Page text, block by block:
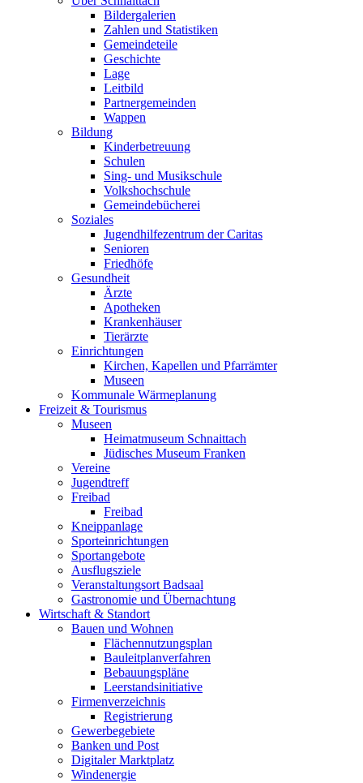
Bildergalerien
Zahlen und Statistiken
Gemeindeteile
Geschichte
Lage
Leitbild
Partnergemeinden
Wappen
Bildung
Kinderbetreuung
Schulen
Sing- und Musikschule
Volkshochschule
Gemeindebücherei
Soziales
Jugendhilfezentrum der Caritas
Senioren
Friedhöfe
Gesundheit
Ärzte
Apotheken
Krankenhäuser
Tierärzte
Einrichtungen
Kirchen, Kapellen und Pfarrämter
Museen
Kommunale Wärmeplanung
Freizeit & Tourismus
Museen
Heimatmuseum Schnaittach
Jüdisches Museum Franken
Vereine
Jugendtreff
Freibad
Freibad
Kneippanlage
Sporteinrichtungen
Sportangebote
Ausflugsziele
Veranstaltungsort Badsaal
Gastronomie und Übernachtung
Wirtschaft & Standort
Bauen und Wohnen
Flächennutzungsplan
Bauleitplanverfahren
Bebauungspläne
Leerstandsinitiative
Firmenverzeichnis
Registrierung
Gewerbegebiete
Banken und Post
Digitaler Marktplatz
Windenergie